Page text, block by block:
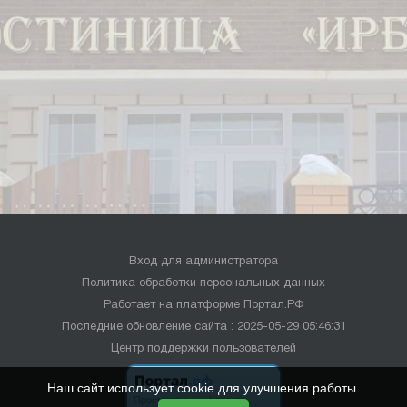
Наш сайт использует cookie для улучшения работы.
Вход для администратора
Политика обработки персональных данных
Работает на платформе
Портал.РФ
Последние обновление сайта : 2025-05-29 05:46:31
Центр поддержки пользователей